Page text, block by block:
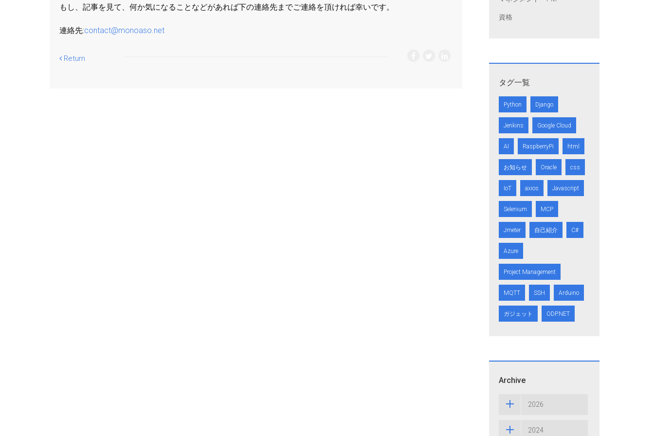
もし、記事を見て、何か気になることなどがあれば下の連絡先までご連絡を頂ければ幸いです。
連絡先:contact@monoaso.net
Return
資格
タグ一覧
Python Django
Jenkins Google Cloud
AI RaspberryPi html
お知らせ Oracle css
IoT axios Javascript
Selenium MCP
Jmeter 自己紹介 C#
Azure
Project Management
MQTT SSH Arduino
ガジェット ODP.NET
Archive
2026
2024